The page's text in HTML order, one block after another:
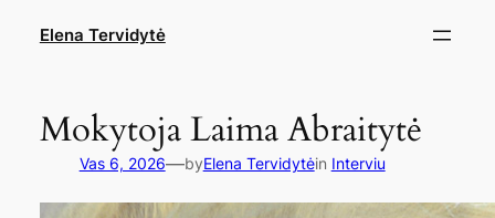
Elena Tervidytė
Mokytoja Laima Abraitytė
Vas 6, 2026—byElena Tervidytėin Interviu